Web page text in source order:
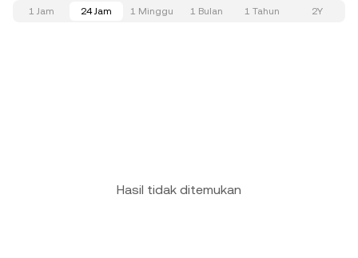
1 Jam 24 Jam 1 Minggu 1 Bulan 1 Tahun 2Y
Hasil tidak ditemukan